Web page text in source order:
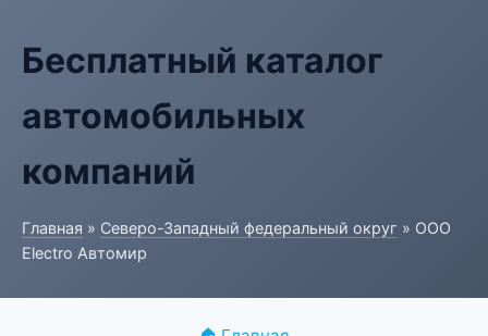
Бесплатный каталог
автомобильных
компаний
Главная » Северо-Западный федеральный округ » ООО
Electro Автомир